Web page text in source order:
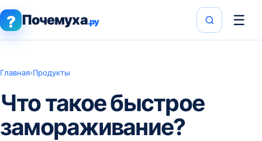
? Почемуха.ру ☰
Главная›Продукты
Что такое быстрое
замораживание?